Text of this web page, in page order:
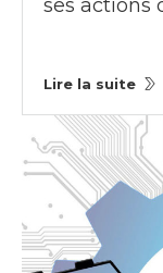
ses actions
Lire la suite